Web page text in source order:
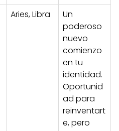
Aries, Libra
Un
poderoso
nuevo
comienzo
en tu
identidad.
Oportunid
ad para
reinventart
e, pero